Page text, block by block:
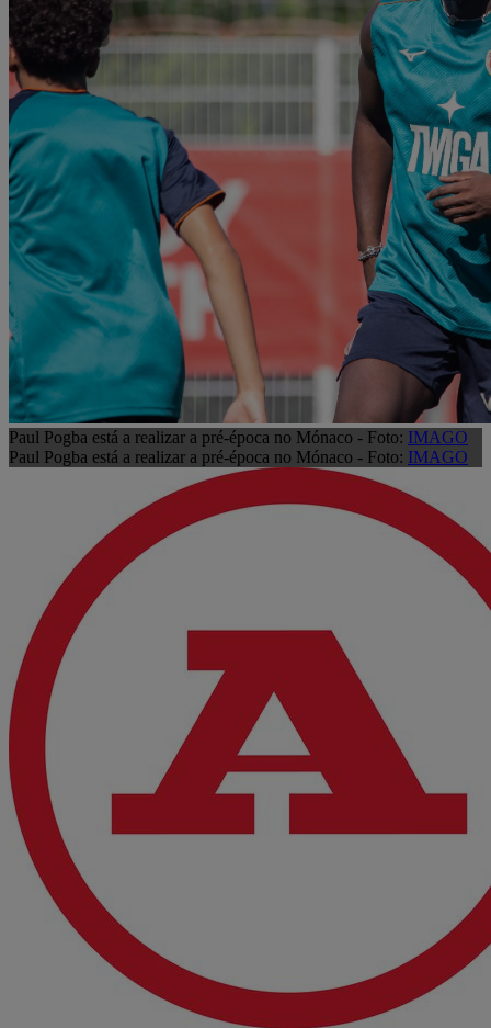
Paul Pogba está a realizar a pré-época no Mónaco - Foto: IMAGO
Paul Pogba está a realizar a pré-época no Mónaco - Foto: IMAGO